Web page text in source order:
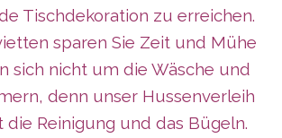
Tischdekoration zu erreichen.
sparen Sie Zeit und Mühe
sich nicht um die Wäsche und
denn unser Hussenverleih
Reinigung und das Bügeln.